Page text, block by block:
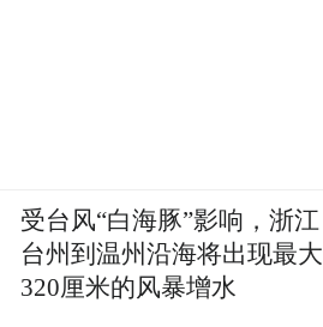
受台风“白海豚”影响，浙江
台州到温州沿海将出现最大
320厘米的风暴增水